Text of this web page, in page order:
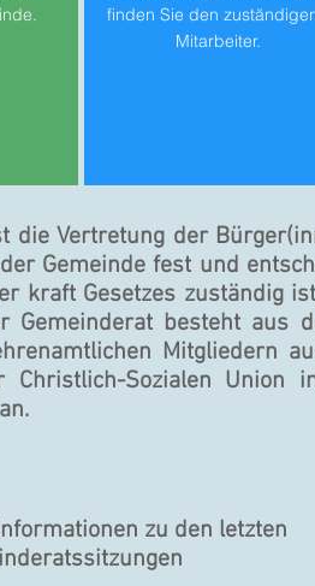
finden Sie den
Mitarbeiter.
die Vertretung der
Gemeinde fest und
kraft Gesetzes zuständig
Gemeinderat besteht aus
Mitgliedern
Christlich-Sozialen Union
zu den letzten